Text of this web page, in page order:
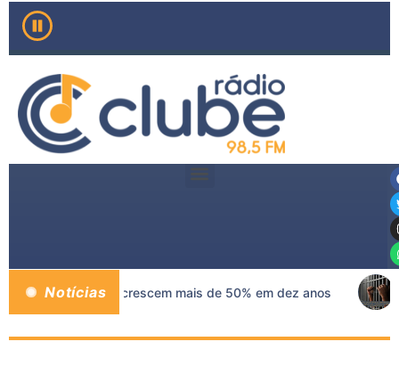
Notícias
de mama no SUS crescem mais de 50% em dez anos